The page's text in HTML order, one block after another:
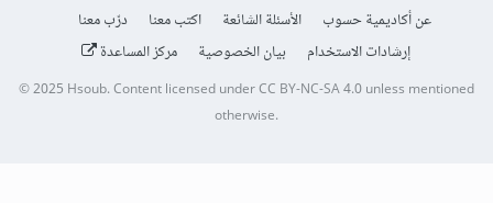
عن أكاديمية حسوب الأسئلة الشائعة اكتب معنا
درّب معنا
إرشادات الاستخدام
بيان الخصوصية مركز المساعدة
© 2025 Hsoub.Content licensed underCC BY-NC-SA 4.0unless mentioned
otherwise.